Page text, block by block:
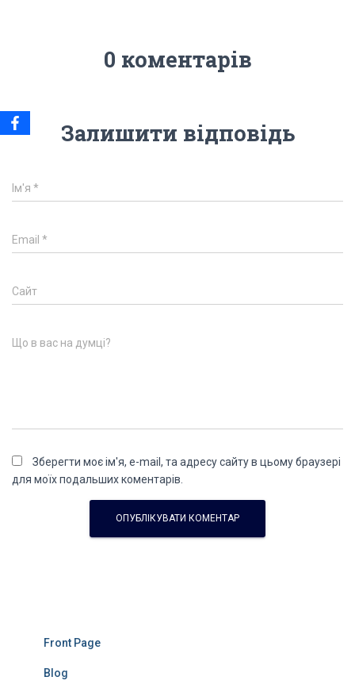
0 коментарів
Залишити відповідь
Ім'я *
Email *
Сайт
Що в вас на думці?
Зберегти моє ім'я, e-mail, та адресу сайту в цьому браузері
для моїх подальших коментарів.
Front Page
Blog